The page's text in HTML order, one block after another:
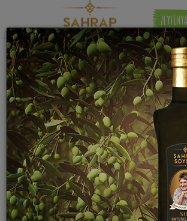
Ana Sayfa Et Yemekleri Tarifleri